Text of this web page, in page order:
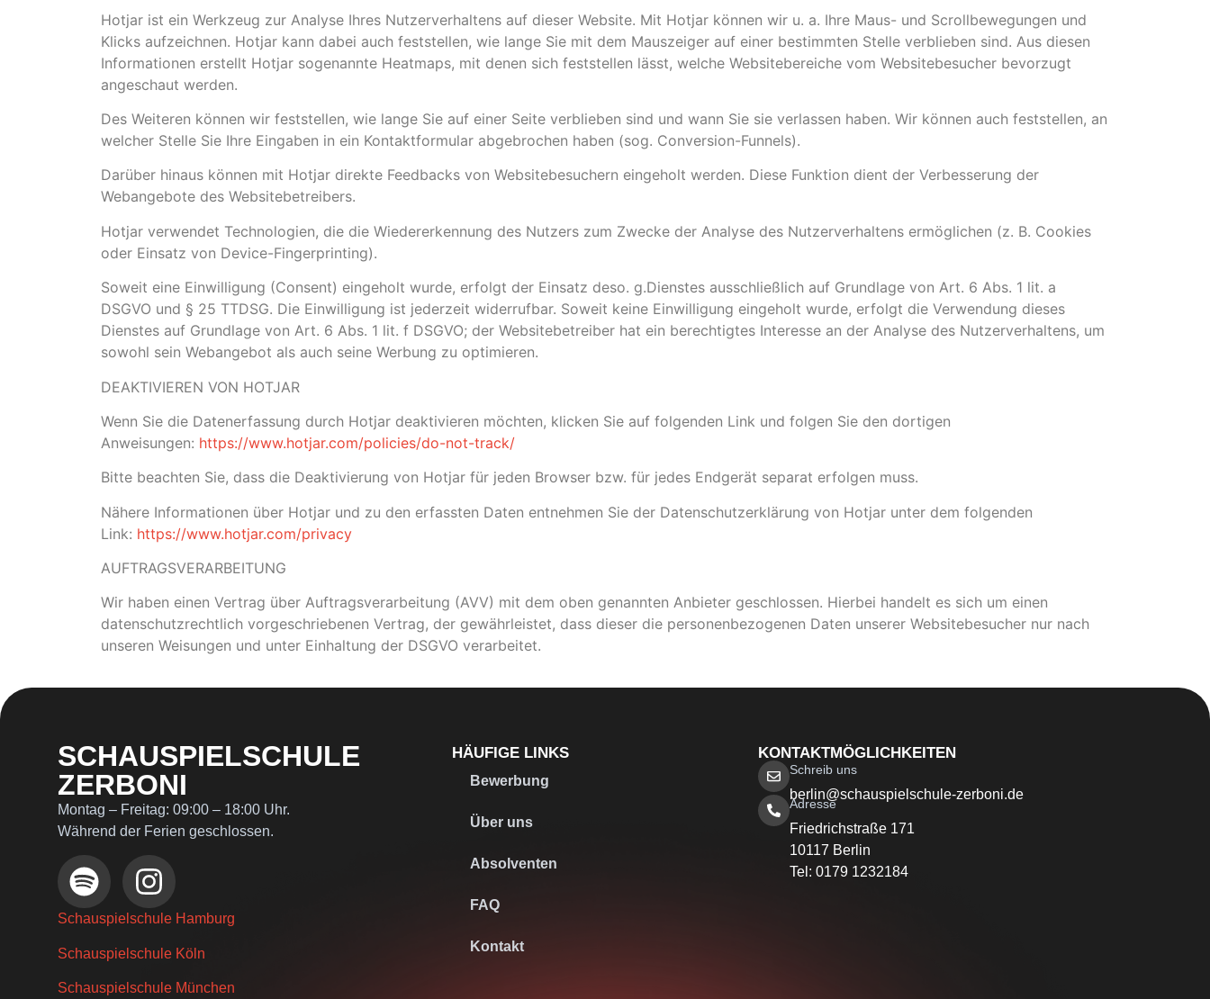
Hotjar ist ein Werkzeug zur Analyse Ihres Nutzerverhaltens auf dieser Website. Mit Hotjar können wir u. a. Ihre Maus- und Scrollbewegungen und
Klicks aufzeichnen. Hotjar kann dabei auch feststellen, wie lange Sie mit dem Mauszeiger auf einer bestimmten Stelle verblieben sind. Aus diesen
Informationen erstellt Hotjar sogenannte Heatmaps, mit denen sich feststellen lässt, welche Websitebereiche vom Websitebesucher bevorzugt
angeschaut werden.
Des Weiteren können wir feststellen, wie lange Sie auf einer Seite verblieben sind und wann Sie sie verlassen haben. Wir können auch feststellen, an
welcher Stelle Sie Ihre Eingaben in ein Kontaktformular abgebrochen haben (sog. Conversion-Funnels).
Darüber hinaus können mit Hotjar direkte Feedbacks von Websitebesuchern eingeholt werden. Diese Funktion dient der Verbesserung der
Webangebote des Websitebetreibers.
Hotjar verwendet Technologien, die die Wiedererkennung des Nutzers zum Zwecke der Analyse des Nutzerverhaltens ermöglichen (z. B. Cookies
oder Einsatz von Device-Fingerprinting).
Soweit eine Einwilligung (Consent) eingeholt wurde, erfolgt der Einsatz deso. g.Dienstes ausschließlich auf Grundlage von Art. 6 Abs. 1 lit. a
DSGVO und § 25 TTDSG. Die Einwilligung ist jederzeit widerrufbar. Soweit keine Einwilligung eingeholt wurde, erfolgt die Verwendung dieses
Dienstes auf Grundlage von Art. 6 Abs. 1 lit. f DSGVO; der Websitebetreiber hat ein berechtigtes Interesse an der Analyse des Nutzerverhaltens, um
sowohl sein Webangebot als auch seine Werbung zu optimieren.
DEAKTIVIEREN VON HOTJAR
Wenn Sie die Datenerfassung durch Hotjar deaktivieren möchten, klicken Sie auf folgenden Link und folgen Sie den dortigen
Anweisungen: https://www.hotjar.com/policies/do-not-track/
Bitte beachten Sie, dass die Deaktivierung von Hotjar für jeden Browser bzw. für jedes Endgerät separat erfolgen muss.
Nähere Informationen über Hotjar und zu den erfassten Daten entnehmen Sie der Datenschutzerklärung von Hotjar unter dem folgenden
Link: https://www.hotjar.com/privacy
AUFTRAGSVERARBEITUNG
Wir haben einen Vertrag über Auftragsverarbeitung (AVV) mit dem oben genannten Anbieter geschlossen. Hierbei handelt es sich um einen
datenschutzrechtlich vorgeschriebenen Vertrag, der gewährleistet, dass dieser die personenbezogenen Daten unserer Websitebesucher nur nach
unseren Weisungen und unter Einhaltung der DSGVO verarbeitet.
SCHAUSPIELSCHULE
ZERBONI
Montag – Freitag: 09:00 – 18:00 Uhr.
Während der Ferien geschlossen.
Schauspielschule Hamburg
Schauspielschule Köln
Schauspielschule München
HÄUFIGE LINKS
Bewerbung
Über uns
Absolventen
FAQ
Kontakt
KONTAKTMÖGLICHKEITEN
Schreib uns
berlin@schauspielschule-zerboni.de
Adresse
Friedrichstraße 171
10117 Berlin
Tel: 0179 1232184